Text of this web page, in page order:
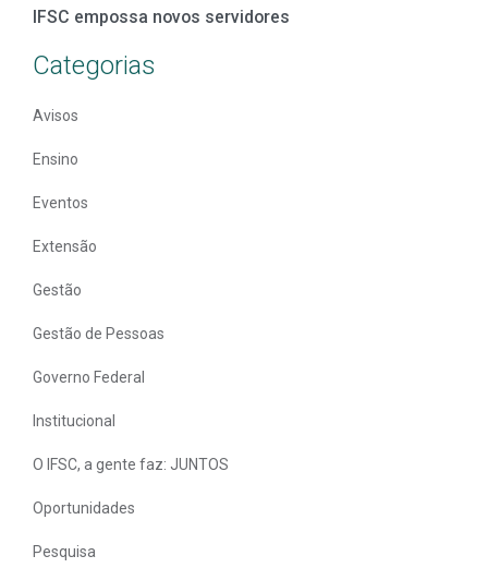
IFSC empossa novos servidores
Categorias
Avisos
Ensino
Eventos
Extensão
Gestão
Gestão de Pessoas
Governo Federal
Institucional
O IFSC, a gente faz: JUNTOS
Oportunidades
Pesquisa